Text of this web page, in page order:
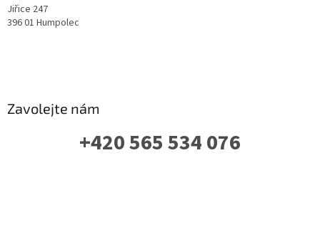
Jiřice 247
396 01 Humpolec
Zavolejte nám
+420 565 534 076